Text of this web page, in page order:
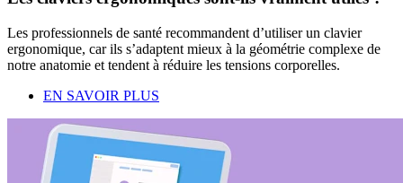
Les professionnels de santé recommandent d’utiliser un clavier
ergonomique, car ils s’adaptent mieux à la géométrie complexe de
notre anatomie et tendent à réduire les tensions corporelles.
EN SAVOIR PLUS